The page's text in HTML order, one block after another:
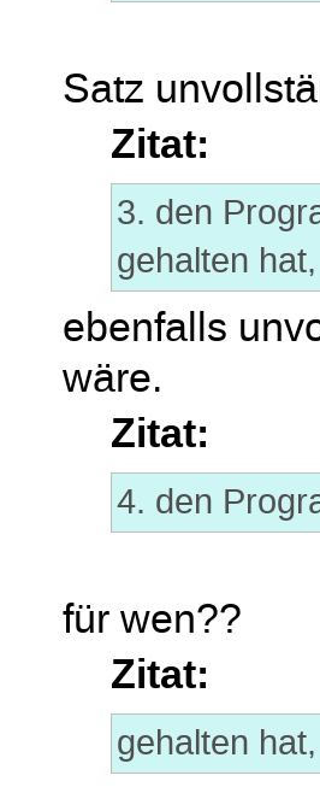
Satz
Zitat:
3. den
gehalten hat,
ebenfalls
wäre.
Zitat:
4. den
für wen??
Zitat:
gehalten